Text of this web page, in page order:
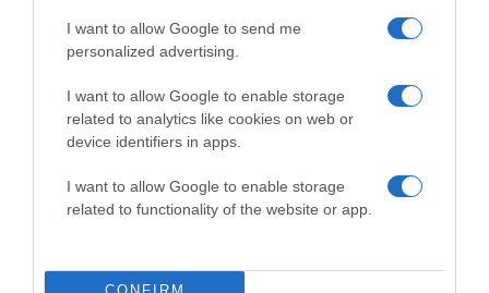
I want to allow Google to send me
personalized advertising.
I want to allow Google to enable storage
related to analytics like cookies on web or
device identifiers in apps.
I want to allow Google to enable storage
related to functionality of the website or app.
CONFIRM
megtaláljanak, ha szükségük van rám – hangsúlyozta.
Megosztás: Facebook Twitter Pinterest
, vallomás
felnövés